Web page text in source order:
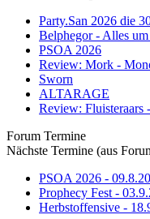
Party.San 2026 die
Belphegor - Alles
PSOA 2026
Review: Mork -
Sworn
ALTARAGE
Review: Fluisteraars
Forum Termine
Nächste Termine (aus
PSOA 2026 -
Prophecy Fest -
Herbstoffensive -